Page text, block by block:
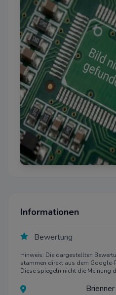
Informationen
Bewertung
Hinweis: Die dargestellten
stammen direkt aus dem
Diese spiegeln nicht die Meinung